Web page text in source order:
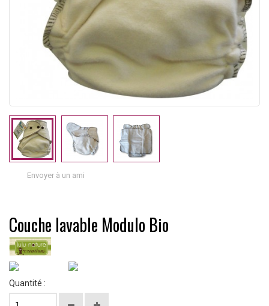
Envoyer à un ami
Couche lavable Modulo Bio
Quantité :